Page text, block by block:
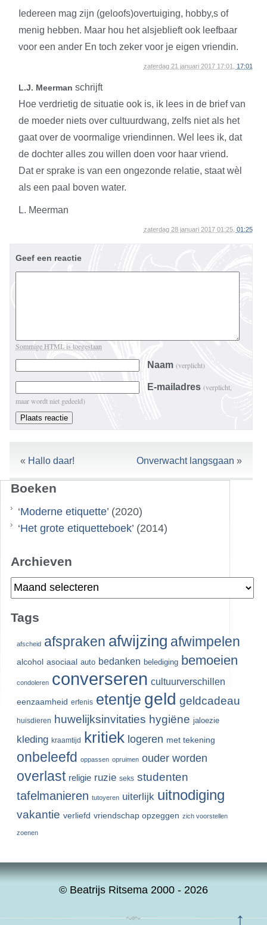
↑
Iedereen mag zijn (geloofs)overtuiging, hobby,s of
menig hebben. Maar hou het alsjeblieft ook leefbaar
voor een ander En toch zeker voor je eigen vriendin.
zaterdag 21 januari 2017 17:01, 17:01
L.J. Meerman schrijft
Hoe verdrietig de situatie ook is, ik lees in de brief van
de moeder niets over cultuurdwang, zelfs niet als het
gaat over de voormalige vriendinnen. Wel lees ik, dat
de dochter alles zou willen doen voor haar vriend.
Dat er sprake is van een ongezonde relatie, staat wèl
als een paal boven water.
L. Meerman
zaterdag 28 januari 2017 01:25, 01:25
Geef een reactie
Sommige HTML is toegestaan
Naam (verplicht)
E-mailadres (verplicht,
maar wordt niet gedeeld)
« Hallo daar! Onverwacht langsgaan »
Boeken
‘Moderne etiquette’ (2020)
‘Het grote etiquetteboek’ (2014)
Archieven
Archieven
Tags
afscheid afspraken afwijzing afwimpelen
alcohol asociaal auto bedanken belediging bemoeien
condoleren converseren cultuurverschillen
eenzaamheid erfenis etentje geld geldcadeau
huisdieren huwelijksinvitaties hygiëne jaloezie
kleding kraamtijd kritiek logeren met tekening
onbeleefd oppassen opruimen ouder worden
overlast religie ruzie seks studenten
tafelmanieren tutoyeren uiterlijk uitnodiging
vakantie verliefd vriendschap opzeggen zich voorstellen
zoenen
© Beatrijs Ritsema 2000 - 2026